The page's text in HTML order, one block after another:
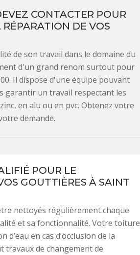
CONTACTER POUR
DE VOS
de son travail dans le domaine du
d'un grand renom surtout pour
Il dispose d'une équipe pouvant
garantir un travail respectant les
en alu ou en pvc. Obtenez votre
demande.
POUR LE
GOUTTIÈRES À SAINT
nettoyés régulièrement chaque
et sa fonctionnalité. Votre toiture
d’eau en cas d’occlusion de la
travaux de changement de